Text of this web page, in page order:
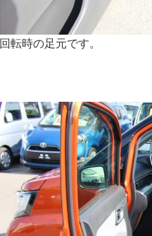
回転時の足元です。